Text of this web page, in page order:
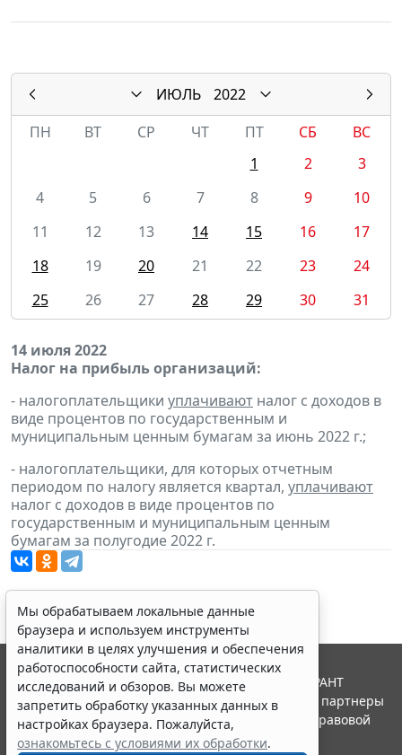
ИЮЛЬ
2022
ПН
ВТ СР ЧТ ПТ СБ
ВС
1
2
3
4
5 6 7 8 9
10
11
12 13 14 15 16
17
18
19 20 21 22 23
24
25
26 27 28 29 30 31
14 июля 2022
Налог на прибыль организаций:
- налогоплательщики уплачивают налог с доходов в
виде процентов по государственным и
муниципальным ценным бумагам за июнь 2022 г.;
- налогоплательщики, для которых отчетным
периодом по налогу является квартал, уплачивают
налог с доходов в виде процентов по
государственным и муниципальным ценным
бумагам за полугодие 2022 г.
Мы обрабатываем локальные данные
браузера и используем инструменты
аналитики в целях улучшения и обеспечения
работоспособности сайта, статистических
исследований и обзоров. Вы можете
запретить обработку указанных данных в
настройках браузера. Пожалуйста,
ознакомьтесь с условиями их обработки.
© ООО "НПП "ГАРАНТ-СЕРВИС", 2026. Система ГАРАНТ
выпускается с 1990 года. Компания "Гарант" и ее партнеры
являются участниками Российской ассоциации правовой
информации ГАРАНТ.